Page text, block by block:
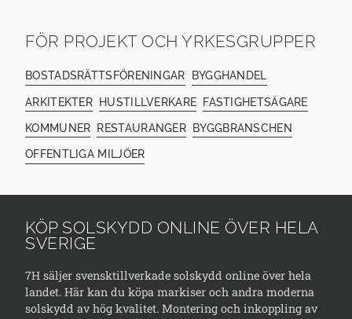
FÖR PROJEKT OCH YRKESGRUPPER
BOSTADSRÄTTSFÖRENINGAR BYGGHANDEL
ARKITEKTER HUSTILLVERKARE FASTIGHETSÄGARE
KOMMUNER RESTAURANGER BYGGBRANSCHEN
OFFENTLIGA MILJÖER
KÖP SOLSKYDD ONLINE ÖVER HELA
SVERIGE
7H säljer svensktillverkade solskydd online över hela
landet. Här kan du köpa markiser och andra moderna
solskydd av hög kvalitet. Montering och inkoppling av